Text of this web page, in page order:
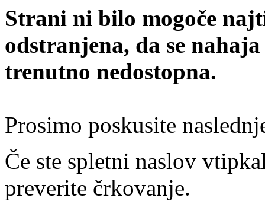
Strani ni bilo mogoče
odstranjena, da se
trenutno nedostopna.
Prosimo poskusite
Če ste spletni naslov
preverite črkovanje.